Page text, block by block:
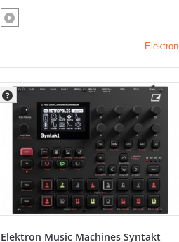
Elektron
Elektron Music Machines Syntakt